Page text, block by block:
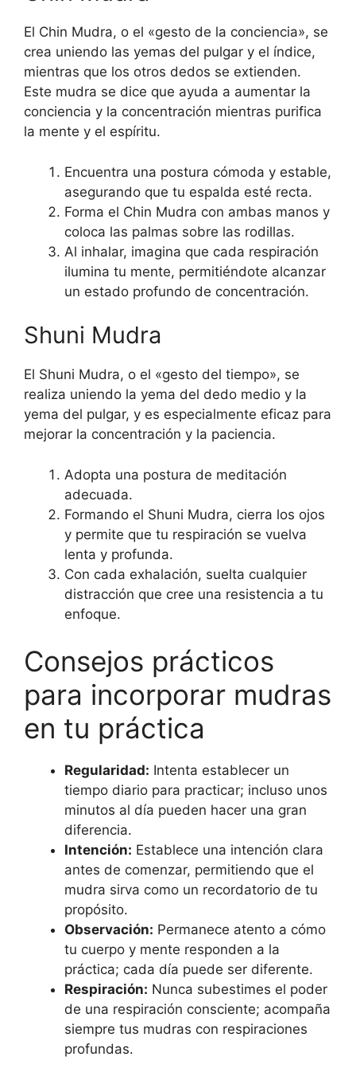
El Chin Mudra, o el «gesto de la conciencia», se
crea uniendo las yemas del pulgar y el índice,
mientras que los otros dedos se extienden.
Este mudra se dice que ayuda a aumentar la
conciencia y la concentración mientras purifica
la mente y el espíritu.
Encuentra una postura cómoda y estable,
asegurando que tu espalda esté recta.
Forma el Chin Mudra con ambas manos y
coloca las palmas sobre las rodillas.
Al inhalar, imagina que cada respiración
ilumina tu mente, permitiéndote alcanzar
un estado profundo de concentración.
Shuni Mudra
El Shuni Mudra, o el «gesto del tiempo», se
realiza uniendo la yema del dedo medio y la
yema del pulgar, y es especialmente eficaz para
mejorar la concentración y la paciencia.
Adopta una postura de meditación
adecuada.
Formando el Shuni Mudra, cierra los ojos
y permite que tu respiración se vuelva
lenta y profunda.
Con cada exhalación, suelta cualquier
distracción que cree una resistencia a tu
enfoque.
Consejos prácticos
para incorporar mudras
en tu práctica
Regularidad: Intenta establecer un
tiempo diario para practicar; incluso unos
minutos al día pueden hacer una gran
diferencia.
Intención: Establece una intención clara
antes de comenzar, permitiendo que el
mudra sirva como un recordatorio de tu
propósito.
Observación: Permanece atento a cómo
tu cuerpo y mente responden a la
práctica; cada día puede ser diferente.
Respiración: Nunca subestimes el poder
de una respiración consciente; acompaña
siempre tus mudras con respiraciones
profundas.